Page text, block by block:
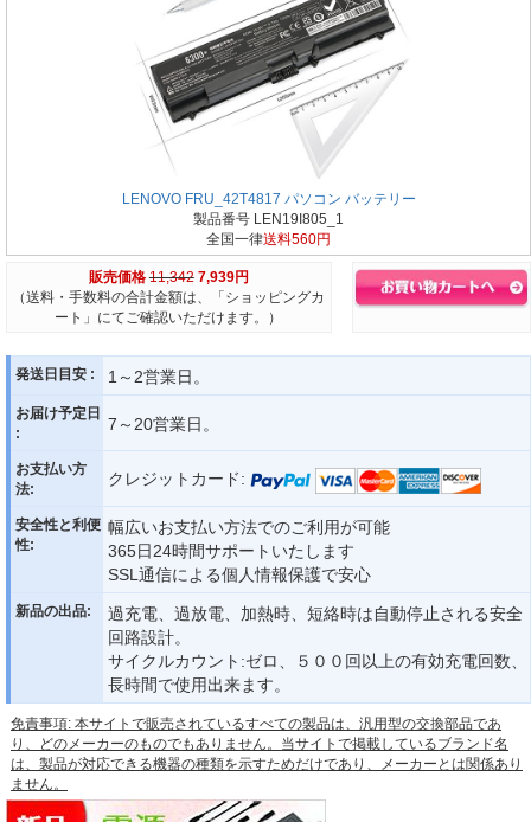
LENOVO FRU_42T4817 パソコン バッテリー
製品番号 LEN19I805_1
全国一律送料560円
販売価格 11,342 7,939円
（送料・手数料の合計金額は、「ショッピングカ
ート」にてご確認いただけます。）
発送日目安 : 1～2営業日。
お届け予定日
:
7～20営業日。
お支払い方
法:
クレジットカード:
安全性と利便
性:
幅広いお支払い方法でのご利用が可能
365日24時間サポートいたします
SSL通信による個人情報保護で安心
新品の出品:
過充電、過放電、加熱時、短絡時は自動停止される安全
回路設計。
サイクルカウント:ゼロ、５００回以上の有効充電回数、
長時間で使用出来ます。
免責事項: 本サイトで販売されているすべての製品は、汎用型の交換部品であ
り、どのメーカーのものでもありません。当サイトで掲載しているブランド名
は、製品が対応できる機器の種類を示すためだけであり、メーカーとは関係あり
ません。